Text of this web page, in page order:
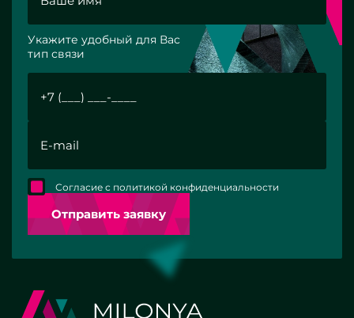
Укажите удобный для Вас
тип связи
Отправить заявку
Согласие с политикой конфиденциальности